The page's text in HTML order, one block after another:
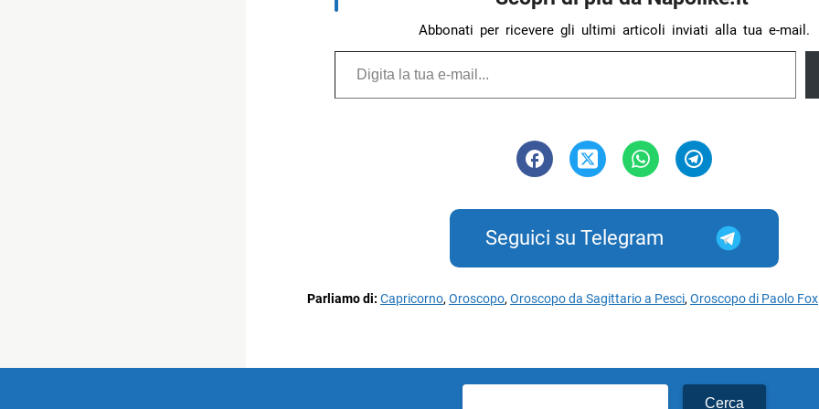
Abbonati per ricevere gli ultimi articoli inviati alla tua e-mail.
Digita la tua e-mail...
Seguici su Telegram
Parliamo di: Capricorno,Oroscopo,Oroscopo da Sagittario a Pesci,Oroscopo di Paolo Fox